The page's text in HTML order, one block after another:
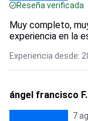
Reseña verificada
Muy completo,
experiencia en la
Experiencia desde:
ángel francisco F.
7